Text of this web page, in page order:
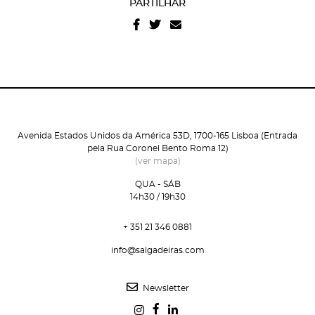
PARTILHAR
Avenida Estados Unidos da América 53D, 1700-165 Lisboa (Entrada
pela Rua Coronel Bento Roma 12)
(ver mapa)
QUA - SÁB
14h30 / 19h30
+ 351 21 346 0881
info@salgadeiras.com
Newsletter
politica de privacidade do site